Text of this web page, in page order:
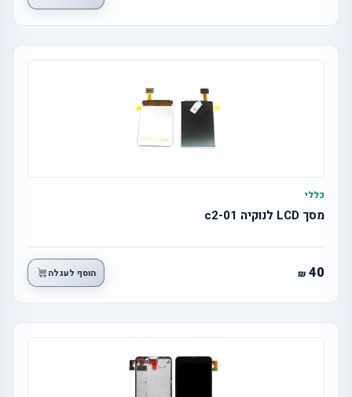
כללי
מסך LCD לנוקיה c2-01
40 הוסף לעגלה